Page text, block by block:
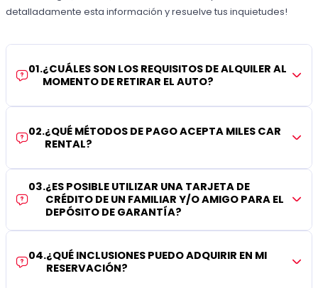
detalladamente esta información y resuelve tus inquietudes!
01.¿CUÁLES SON LOS REQUISITOS DE ALQUILER AL
MOMENTO DE RETIRAR EL AUTO?
02.¿QUÉ MÉTODOS DE PAGO ACEPTA MILES CAR
RENTAL?
03.¿ES POSIBLE UTILIZAR UNA TARJETA DE
CRÉDITO DE UN FAMILIAR Y/O AMIGO PARA EL
DEPÓSITO DE GARANTÍA?
04.¿QUÉ INCLUSIONES PUEDO ADQUIRIR EN MI
RESERVACIÓN?